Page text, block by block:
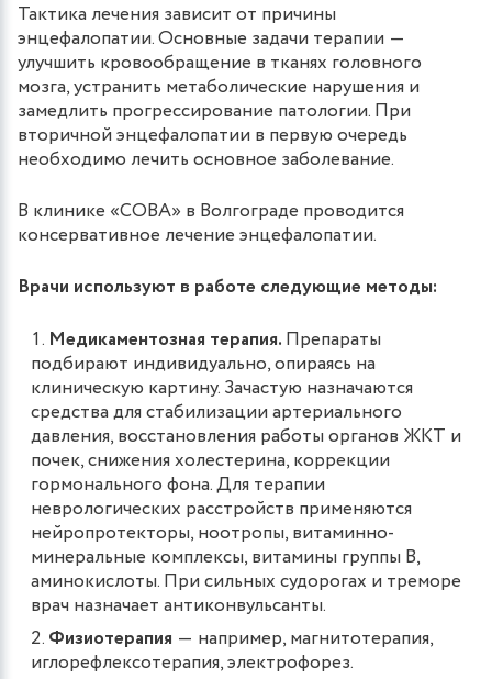
Тактика лечения зависит от причины
энцефалопатии. Основные задачи терапии ―
улучшить кровообращение в тканях головного
мозга, устранить метаболические нарушения и
замедлить прогрессирование патологии. При
вторичной энцефалопатии в первую очередь
необходимо лечить основное заболевание.
В клинике «СОВА» в Волгограде проводится
консервативное лечение энцефалопатии.
Врачи используют в работе следующие методы:
Медикаментозная терапия. Препараты
подбирают индивидуально, опираясь на
клиническую картину. Зачастую назначаются
средства для стабилизации артериального
давления, восстановления работы органов ЖКТ и
почек, снижения холестерина, коррекции
гормонального фона. Для терапии
неврологических расстройств применяются
нейропротекторы, ноотропы, витаминно-
минеральные комплексы, витамины группы B,
аминокислоты. При сильных судорогах и треморе
врач назначает антиконвульсанты.
Физиотерапия ― например, магнитотерапия,
иглорефлексотерапия, электрофорез.